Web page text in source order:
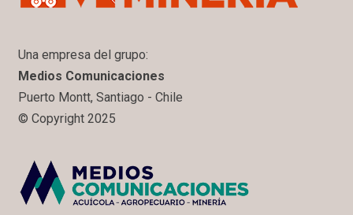
Una empresa del grupo:
Medios Comunicaciones
Puerto Montt, Santiago - Chile
© Copyright 2025